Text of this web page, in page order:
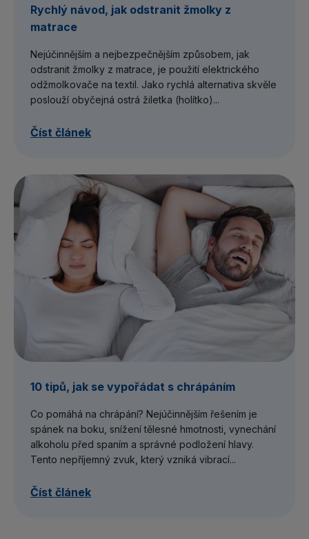
Rychlý návod, jak odstranit žmolky z
matrace
Nejúčinnějším a nejbezpečnějším způsobem, jak
odstranit žmolky z matrace, je použití elektrického
odžmolkovače na textil. Jako rychlá alternativa skvěle
poslouží obyčejná ostrá žiletka (holítko)...
Číst článek
10 tipů, jak se vypořádat s chrápáním
Co pomáhá na chrápání? Nejúčinnějším řešením je
spánek na boku, snížení tělesné hmotnosti, vynechání
alkoholu před spaním a správné podložení hlavy.
Tento nepříjemný zvuk, který vzniká vibrací...
Číst článek